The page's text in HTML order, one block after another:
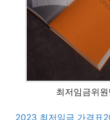
최저임금위
2023 최저임금 가격표